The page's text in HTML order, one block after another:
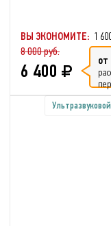
ВЫ ЭКОНОМИТЕ: 1
8 000 руб.
6 400